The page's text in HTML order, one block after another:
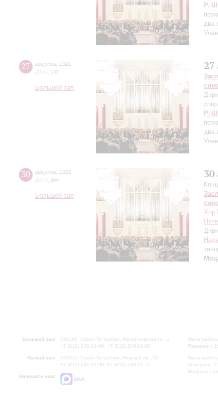
Р.
два
27 августа
1921
20:00 Сб
Большой зал
27
Р.
два
30 августа
1921
20:00 Вт
Большой зал
30
Хор
Большой зал:
191186, Санкт-Петербург, Михайловская ул., 2
+7 (812) 240-01-00, +7 (812) 240-01-80
Малый зал:
191011, Санкт-Петербург, Невский пр., 30
+7 (812) 240-01-00, +7 (812) 240-01-70
Напишите нам:
MAX
Часы
Перерыв с
Часы
Перерыв с
Вопросы